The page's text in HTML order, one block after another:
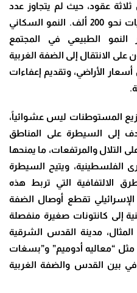
عقود، حيث لم يتجاوز عدد
المستوطنين في بداية التسعينيات نحو 200 ألف. النمو السكاني
الطبيعي في المجتمع
الانتقال إلى الضفة الغربية
الأراضي، وتقديم إعفاءات
المستوطنات ليس عشوائياً،
السيطرة على المناطق
التلال والمرتفعات، ما يمنحها
الفلسطينية، ويتيح السيطرة
الالتفافية التي تربط هذه
تقطع أوصال الضفة
إلى كانتونات صغيرة منفصلة
مدينة القدس الشرقية
“معاليه أدوميم” و”بسغات
بين القدس والضفة الغربية